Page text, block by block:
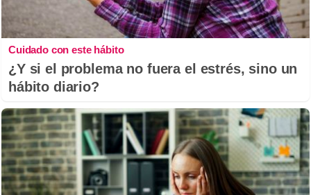
Cuidado con este hábito
¿Y si el problema no fuera el estrés, sino un
hábito diario?